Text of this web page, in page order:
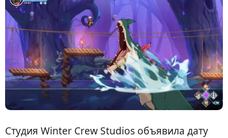
Студия Winter Crew Studios объявила дату